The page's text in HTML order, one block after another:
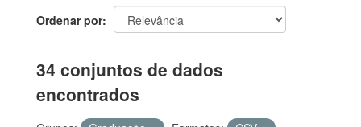
Ordenar por
34 conjuntos de dados
encontrados